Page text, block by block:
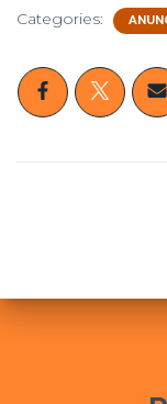
Categories: